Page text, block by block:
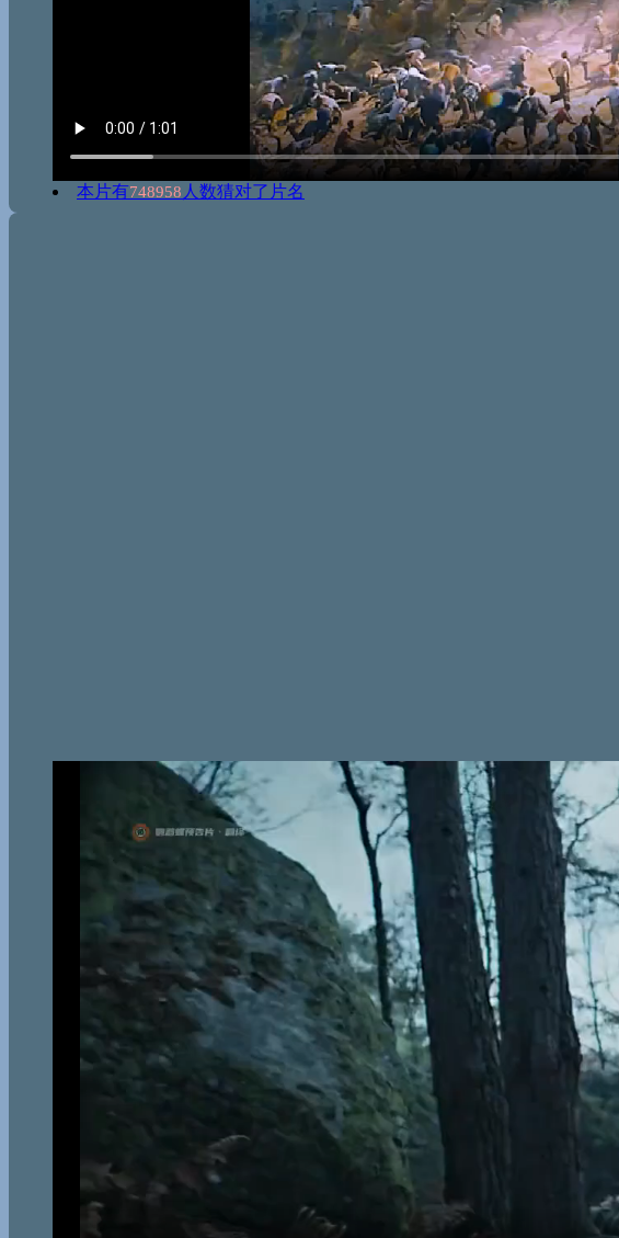
本片有748958 人数猜对了片名